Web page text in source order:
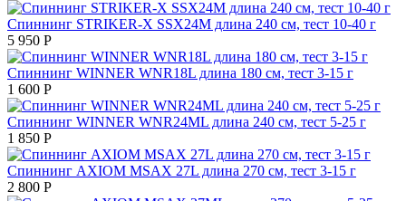
Спиннинг STRIKER-X SSX24M длина 240 см, тест 10-40 г
5 950 Р
Спиннинг WINNER WNR18L длина 180 см, тест 3-15 г
1 600 Р
Спиннинг WINNER WNR24ML длина 240 см, тест 5-25 г
1 850 Р
Спиннинг AXIOM MSAX 27L длина 270 см, тест 3-15 г
2 800 Р